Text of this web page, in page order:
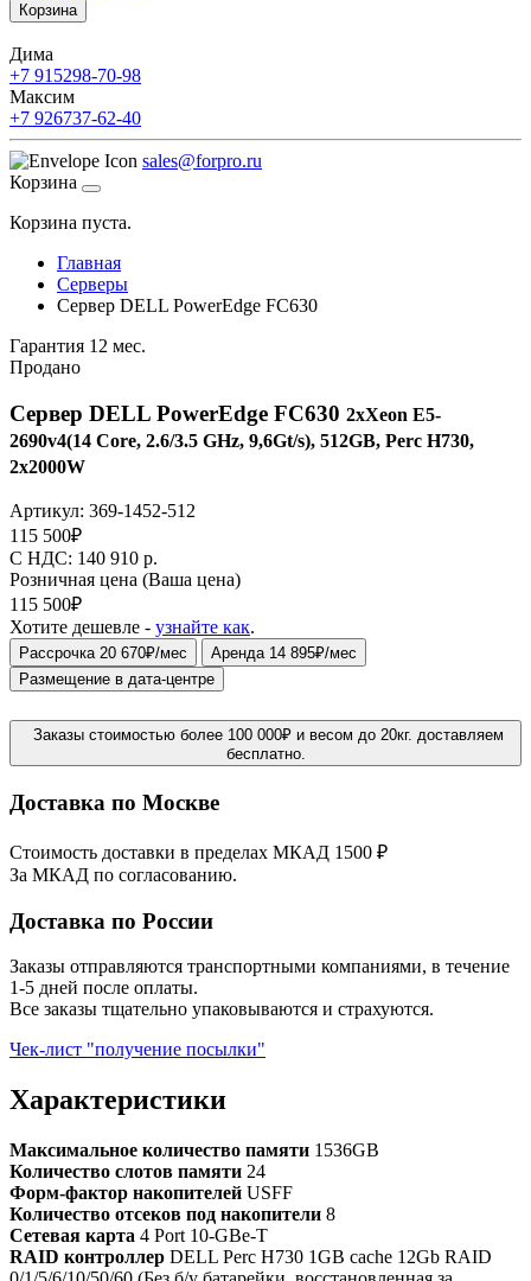
Корзина
Дима
+7 915298-70-98
Максим
+7 926737-62-40
sales@forpro.ru
Корзина
Корзина пуста.
Главная
Серверы
Сервер DELL PowerEdge FC630
Гарантия 12 мес.
Продано
Сервер DELL PowerEdge FC630 2xXeon E5-
2690v4(14 Core, 2.6/3.5 GHz, 9,6Gt/s), 512GB, Perc H730,
2x2000W
Артикул: 369-1452-512
115 500₽
C НДС: 140 910 р.
Розничная цена (Ваша цена)
115 500₽
Хотите дешевле - узнайте как.
Рассрочка 20 670₽/мес
Аренда 14 895₽/мес
Размещение в дата-центре
Заказы стоимостью более 100 000₽ и весом до 20кг. доставляем
бесплатно.
Доставка по Москве
Стоимость доставки в пределах МКАД 1500 ₽
За МКАД по согласованию.
Доставка по России
Заказы отправляются транспортными компаниями, в течение
1-5 дней после оплаты.
Все заказы тщательно упаковываются и страхуются.
Чек-лист "получение посылки"
Характеристики
Максимальное количество памяти 1536GB
Количество слотов памяти 24
Форм-фактор накопителей USFF
Количество отсеков под накопители 8
Сетевая карта 4 Port 10-GBe-T
RAID контроллер DELL Perc H730 1GB cache 12Gb RAID